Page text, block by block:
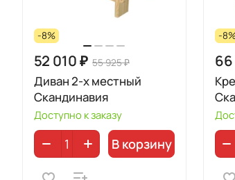
-8%
52 010 ₽ 55 925 ₽
Диван 2-х местный
Скандинавия
Доступно к заказу
В корзину
-